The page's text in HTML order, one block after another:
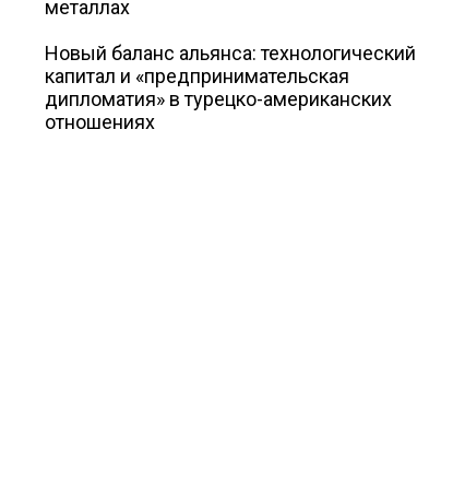
металлах
Новый баланс альянса: технологический
капитал и «предпринимательская
дипломатия» в турецко-американских
отношениях